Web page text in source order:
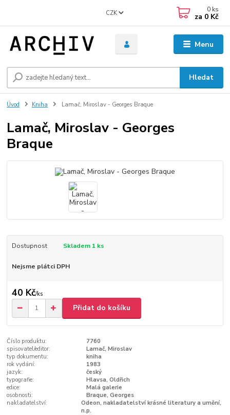
Menu
CZK
Hledat
0 ks
za 0 Kč
Úvod Kniha Lamač, Miroslav - Georges Braque
Lamač, Miroslav - Georges
Braque
Dostupnost Skladem 1 ks
Nejsme plátci DPH
40 Kč/ks
Přidat do košíku
Číslo produktu:
7760
spisovatel/editor:
Lamač, Miroslav
typ dokumentu:
kniha
rok vydání:
1983
jazyk:
český
typografie:
Hlavsa, Oldřich
edice:
Malá galerie
osobnosti:
Braque, Georges
nakladatelství:
Odeon, nakladatelství krásné literatury a umění,
n.p.